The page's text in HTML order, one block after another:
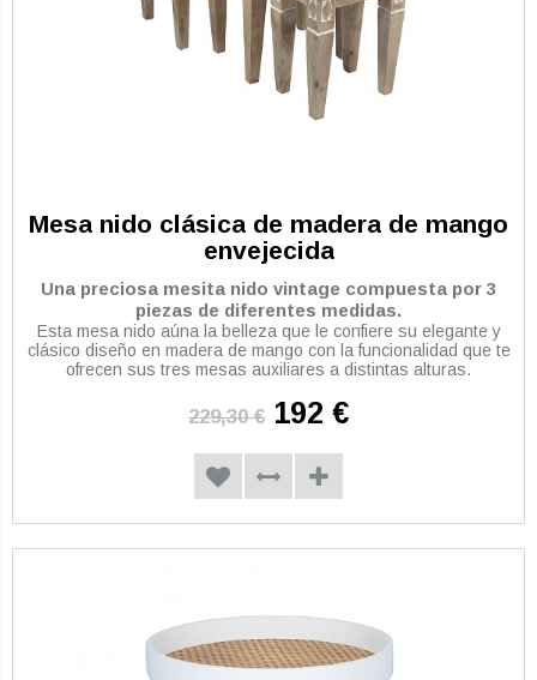
Mesa nido clásica de madera de mango
envejecida
Una preciosa mesita nido vintage compuesta por 3
piezas de diferentes medidas.
Esta mesa nido aúna la belleza que le confiere su elegante y
clásico diseño en madera de mango con la funcionalidad que te
ofrecen sus tres mesas auxiliares a distintas alturas.
229,30 € 192 €